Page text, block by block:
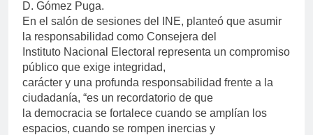
D. Gómez Puga.
En el salón de sesiones del INE, planteó que asumir
la responsabilidad como Consejera del
Instituto Nacional Electoral representa un compromiso
público que exige integridad,
carácter y una profunda responsabilidad frente a la
ciudadanía, “es un recordatorio de que
la democracia se fortalece cuando se amplían los
espacios, cuando se rompen inercias y